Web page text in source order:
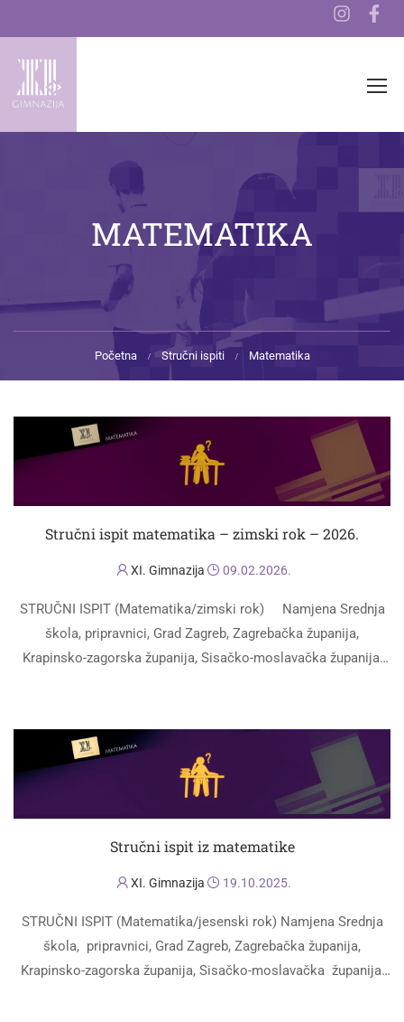
MATEMATIKA
Početna Stručni ispiti Matematika
Stručni ispit matematika – zimski rok – 2026.
XI. Gimnazija 09.02.2026.
STRUČNI ISPIT (Matematika/zimski rok) Namjena Srednja
škola, pripravnici, Grad Zagreb, Zagrebačka županija,
Krapinsko-zagorska županija, Sisačko-moslavačka županija,
Stručni ispit iz matematike
XI. Gimnazija 19.10.2025.
STRUČNI ISPIT (Matematika/jesenski rok) Namjena Srednja
škola, pripravnici, Grad Zagreb, Zagrebačka županija,
Krapinsko-zagorska županija, Sisačko-moslavačka županija,